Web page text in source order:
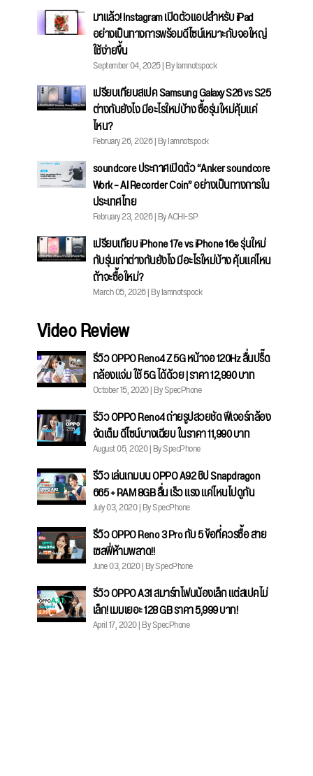
มาแล้ว! Instagram เปิดตัวแอปสำหรับ iPad
อย่างเป็นทางการพร้อมดีไซน์เหมาะกับจอใหญ่
ใช้ง่ายขึ้น
September 04, 2025 | By Iamnotspock
เปรียบเทียบสเปค Samsung Galaxy S26 vs S25
ต่างกันยังไง มีอะไรใหม่บ้าง ซื้อรุ่นใหม่คุ้มแค่
ไหน?
February 26, 2026 | By Iamnotspock
soundcore ประกาศเปิดตัว “Anker soundcore
Work – AI Recorder Coin” อย่างเป็นทางการใน
ประเทศไทย
February 23, 2026 | By ACHI-SP
เปรียบเทียบ iPhone 17e vs iPhone 16e รุ่นใหม่
กับรุ่นเก่าต่างกันยังไง มีอะไรใหม่บ้าง คุ้มแค่ไหน
ถ้าจะซื้อใหม่?
March 05, 2026 | By Iamnotspock
Video Review
รีวิว OPPO Reno4 Z 5G หน้าจอ 120Hz ลื่นปรื๊ด
กล้องแจ่ม ใช้ 5G ได้ด้วย | ราคา 12,990 บาท
October 15, 2020 | By SpecPhone
รีวิว OPPO Reno4 ถ่ายรูปสวยชัด ฟีเจอร์กล้อง
จัดเต็ม ดีไซน์บางเฉียบ ในราคา 11,990 บาท
August 05, 2020 | By SpecPhone
รีวิว เล่นเกมบน OPPO A92 ชิป Snapdragon
665 + RAM 8GB ลื่น เร็ว แรง แค่ไหนไปดูกัน
July 03, 2020 | By SpecPhone
รีวิว OPPO Reno 3 Pro กับ 5 ข้อที่ควรซื้อ สาย
เซลฟี่ห้ามพลาด!!
June 03, 2020 | By SpecPhone
รีวิว OPPO A31 สมาร์ทโฟนน้องเล็ก แต่สเปคไม่
เล็ก! เมมเยอะ 128 GB ราคา 5,999 บาท!
April 17, 2020 | By SpecPhone